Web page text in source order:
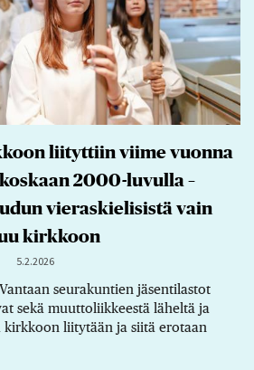
liityttiin viime vuonna
2000-luvulla –
vieraskielisistä vain
kirkkoon
5.2.2026
seurakuntien jäsentilastot
sekä muuttoliikkeestä läheltä ja
kirkkoon liitytään ja siitä erotaan